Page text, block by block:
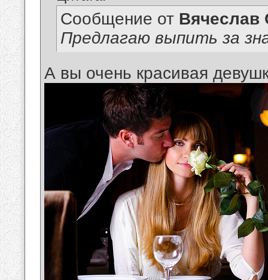
Сообщение от Вячеслав
Предлагаю выпить за
А вы очень красивая